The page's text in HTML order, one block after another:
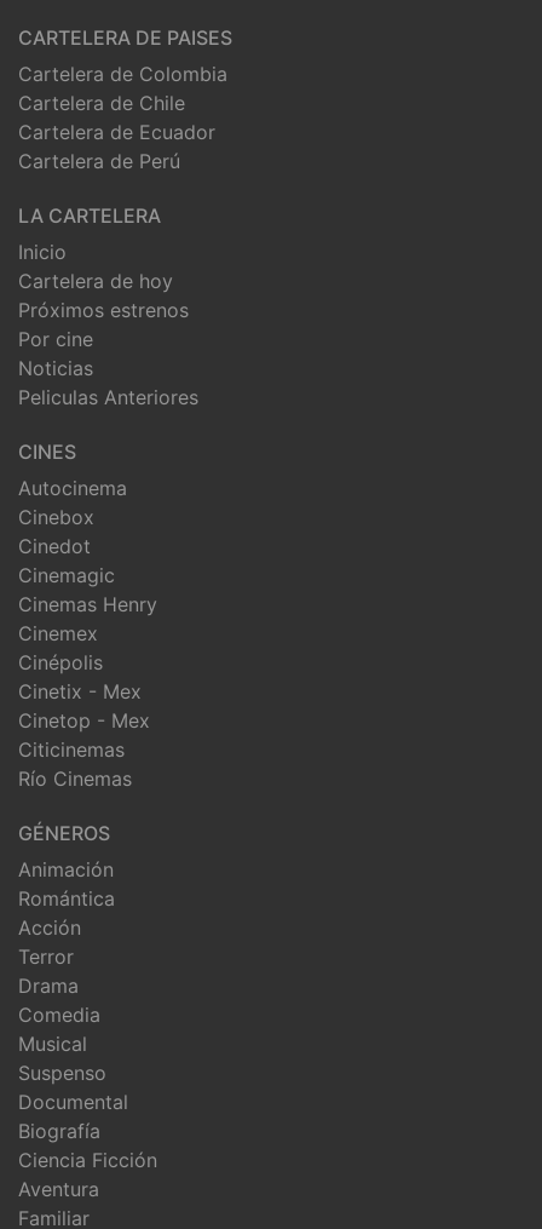
CARTELERA DE PAISES
Cartelera de Colombia
Cartelera de Chile
Cartelera de Ecuador
Cartelera de Perú
LA CARTELERA
Inicio
Cartelera de hoy
Próximos estrenos
Por cine
Noticias
Peliculas Anteriores
CINES
Autocinema
Cinebox
Cinedot
Cinemagic
Cinemas Henry
Cinemex
Cinépolis
Cinetix - Mex
Cinetop - Mex
Citicinemas
Río Cinemas
GÉNEROS
Animación
Romántica
Acción
Terror
Drama
Comedia
Musical
Suspenso
Documental
Biografía
Ciencia Ficción
Aventura
Familiar